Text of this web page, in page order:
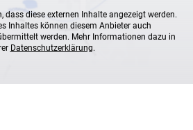
dass diese externen Inhalte angezeigt werden.
Inhaltes können diesem Anbieter auch
werden. Mehr Informationen dazu in
Datenschutzerklärung.